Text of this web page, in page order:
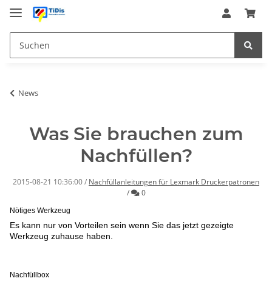
News
Was Sie brauchen zum
Nachfüllen?
2015-08-21 10:36:00/ Nachfüllanleitungen für Lexmark Druckerpatronen
/
Kommentare
0
Nötiges Werkzeug
Es kann nur von Vorteilen sein wenn Sie das jetzt gezeigte
Werkzeug zuhause haben.
Nachfüllbox